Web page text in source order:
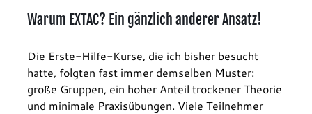
Warum EXTAC? Ein gänzlich anderer Ansatz!
Die Erste-Hilfe-Kurse, die ich bisher besucht
hatte, folgten fast immer demselben Muster:
große Gruppen, ein hoher Anteil trockener Theorie
und minimale Praxisübungen. Viele Teilnehmer